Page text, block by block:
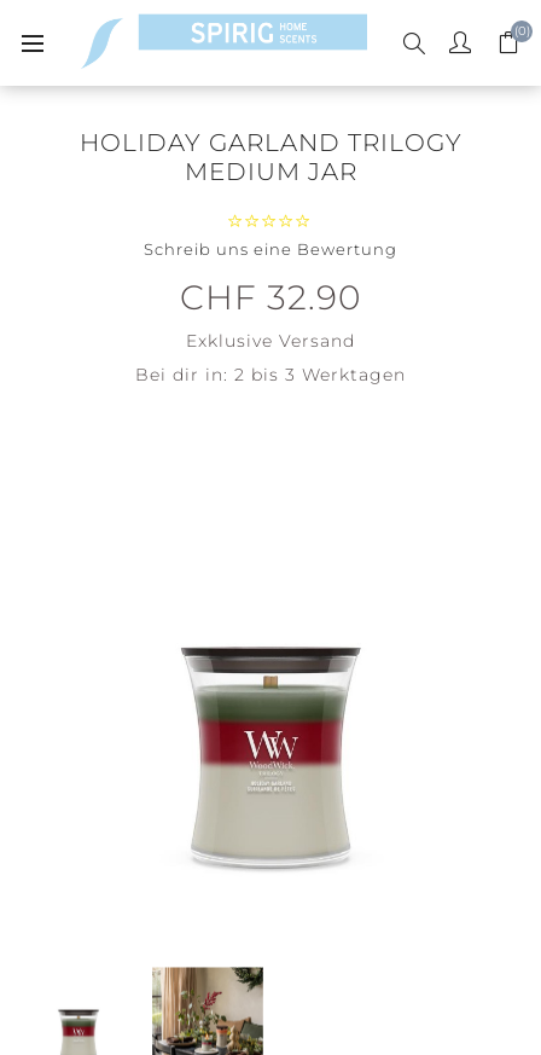
(0)
HOLIDAY GARLAND TRILOGY
MEDIUM JAR
Schreib uns eine Bewertung
CHF 32.90
Exklusive Versand
Bei dir in: 2 bis 3 Werktagen